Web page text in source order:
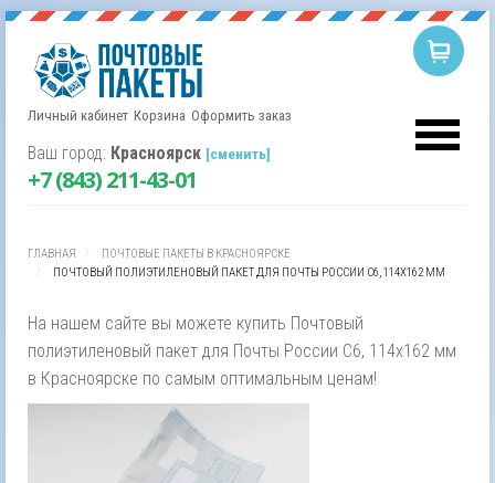
Личный кабинет Корзина Оформить заказ
Ваш город: Красноярск [сменить]
+7 (843) 211-43-01
ГЛАВНАЯ
ПОЧТОВЫЕ ПАКЕТЫ В КРАСНОЯРСКЕ
ПОЧТОВЫЙ ПОЛИЭТИЛЕНОВЫЙ ПАКЕТ ДЛЯ ПОЧТЫ РОССИИ С6, 114Х162 ММ
На нашем сайте вы можете купить Почтовый
полиэтиленовый пакет для Почты России С6, 114х162 мм
в Красноярске по самым оптимальным ценам!
Username
Remember Me